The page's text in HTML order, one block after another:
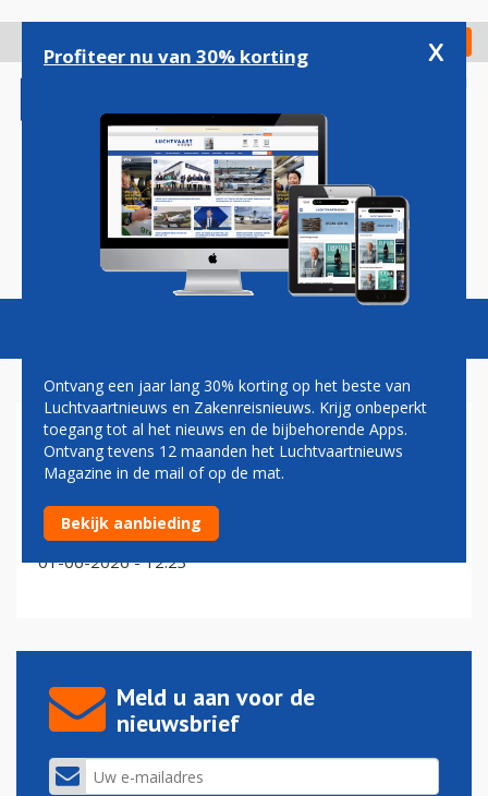
gaan
Check in
Magazine Podcasts Vacatures
OEGANDA
KLM schrapt vluchten naar Oeganda door Ebola-
gerelateerde reisbeperkingen
01-06-2026 - 12:23
Meld u aan voor de
nieuwsbrief
Profiteer nu van 30% korting x
Ontvang een jaar lang 30% korting op het beste van
Luchtvaartnieuws en Zakenreisnieuws. Krijg onbeperkt
toegang tot al het nieuws en de bijbehorende Apps.
Ontvang tevens 12 maanden het Luchtvaartnieuws
Magazine in de mail of op de mat.
Bekijk aanbieding